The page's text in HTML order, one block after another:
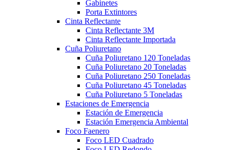
Gabinetes
Porta Extintores
Cinta Reflectante
Cinta Reflectante 3M
Cinta Reflectante Importada
Cuña Poliuretano
Cuña Poliuretano 120 Toneladas
Cuña Poliuretano 20 Toneladas
Cuña Poliuretano 250 Toneladas
Cuña Poliuretano 45 Toneladas
Cuña Poliuretano 5 Toneladas
Estaciones de Emergencia
Estación de Emergencia
Estación Emergencia Ambiental
Foco Faenero
Foco LED Cuadrado